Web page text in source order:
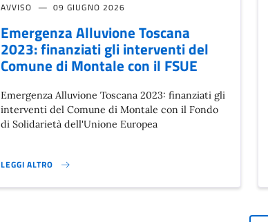
AVVISO 09 GIUGNO 2026
Emergenza Alluvione Toscana
2023: finanziati gli interventi del
Comune di Montale con il FSUE
Emergenza Alluvione Toscana 2023: finanziati gli
interventi del Comune di Montale con il Fondo
di Solidarietà dell'Unione Europea
LEGGI ALTRO
EMERGENZA ALLUVIONE TOSCANA 2023: FINANZIATI GLI